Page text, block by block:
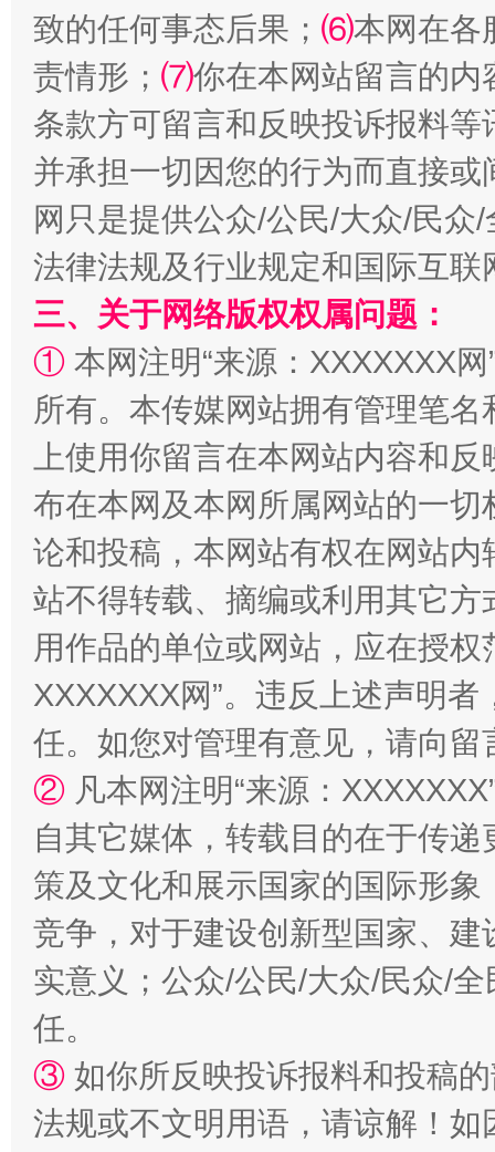
阿坝州三大球赛在茂县开幕 规模
国家大学科技园优化重塑工作
扯下公款旅游的“隐身衣” 如何以
致的任何事态后果； ⑹本网在各
责情形； ⑺你在本网站留言的内
条款方可留言和反映投诉报料
并承担一切因您的行为而直接
网只是提供公众/公民/大众/民
法律法规及行业规定和国际互
三、关于网络版权权属问题：
① 本网注明“来源：XXXXXXX
所有。本传媒网站拥有管理笔
上使用你留言在本网站内容和
布在本网及本网所属网站的一
论和投稿，本网站有权在网站
站不得转载、摘编或利用其它
用作品的单位或网站，应在授
XXXXXXX网”。违反上述声明
任。如您对管理有意见，请向
② 凡本网注明“来源：
自其它媒体，转载目的在于传
策及文化和展示国家的国际形
竞争，对于建设创新型国家、
实意义；公众/公民/大众/民众/
任。
③ 如你所反映投诉报料和投稿
法规或不文明用语，请谅解！